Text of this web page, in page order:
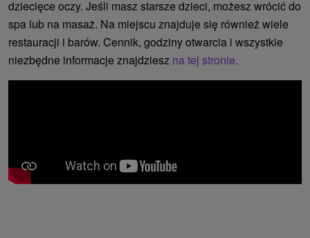
dziecięce oczy. Jeśli masz starsze dzieci, możesz wrócić do
spa lub na masaż. Na miejscu znajduje się również wiele
restauracji i barów. Cennik, godziny otwarcia i wszystkie
niezbędne informacje znajdziesz na tej stronie.